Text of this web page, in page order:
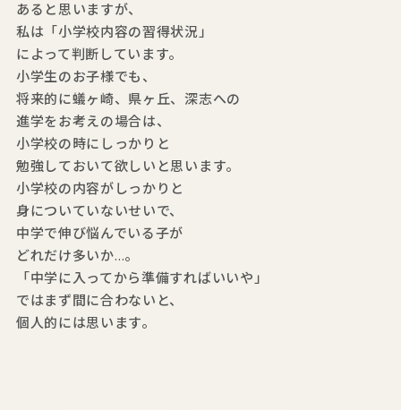
あると思いますが、
私は「小学校内容の習得状況」
によって判断しています。
小学生のお子様でも、
将来的に蟻ヶ崎、県ヶ丘、深志への
進学をお考えの場合は、
小学校の時にしっかりと
勉強しておいて欲しいと思います。
小学校の内容がしっかりと
身についていないせいで、
中学で伸び悩んでいる子が
どれだけ多いか…。
「中学に入ってから準備すればいいや」
ではまず間に合わないと、
個人的には思います。